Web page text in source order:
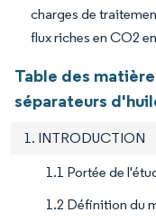
charges de
flux riches en CO2
Table des
séparateurs
1. INTRODUCTION
1.1 Portée de
1.2 Définition du